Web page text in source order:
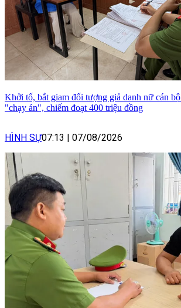
Khởi tố, bắt giam đối tượng giả danh nữ cán
"chạy án", chiếm đoạt 400 triệu đồng
HÌNH SỰ07:13 | 07/08/2026